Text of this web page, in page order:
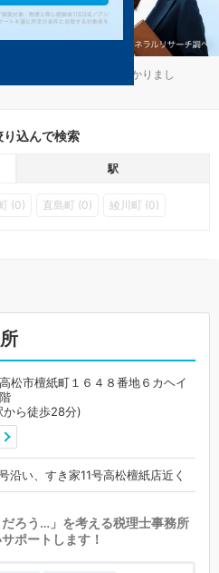
う税理士事務所が2件見つかりまし
り込んで検索
駅
(0) 直島町 (0) 綾川町 (0)
松市檀紙町１６４８番地６カヘイ
から徒歩28分)
沿い、すき家11号高松檀紙店近く
だろう…」を考える税理士事務所
ポートします！